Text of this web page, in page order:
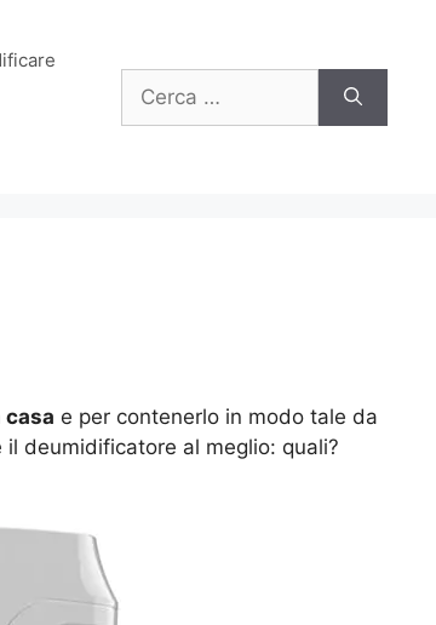
per:
e per contenerlo in modo tale da
deumidificatore al meglio: quali?